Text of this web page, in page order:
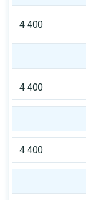
4 400
4 400
4 400